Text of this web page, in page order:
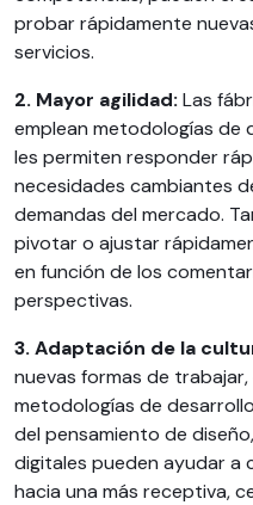
probar rápidamente
servicios.
2. Mayor agilidad:Las
emplean metodologías de
les permiten responder
necesidades cambiantes
demandas del mercado.
pivotar o ajustar
en función de los
perspectivas.
3. Adaptación de la
nuevas formas de trabajar,
metodologías de
del pensamiento de
digitales pueden ayudar a
hacia una más receptiva,